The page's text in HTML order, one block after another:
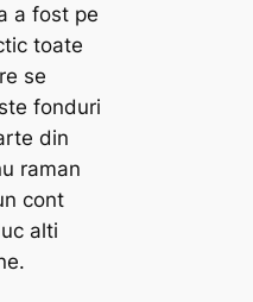
a fost pe
toate
se
fonduri
din
raman
cont
alti